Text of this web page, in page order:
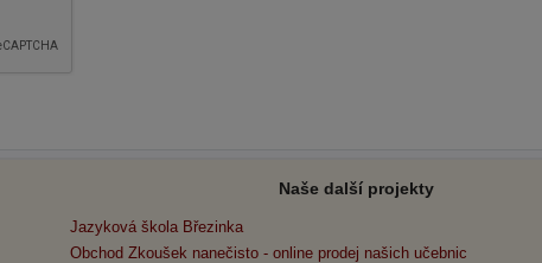
Naše další projekty
Jazyková škola Březinka
Obchod Zkoušek nanečisto - online prodej našich učebnic